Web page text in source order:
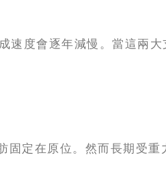
速度會逐年減慢。當這兩
固定在原位。然而長期受